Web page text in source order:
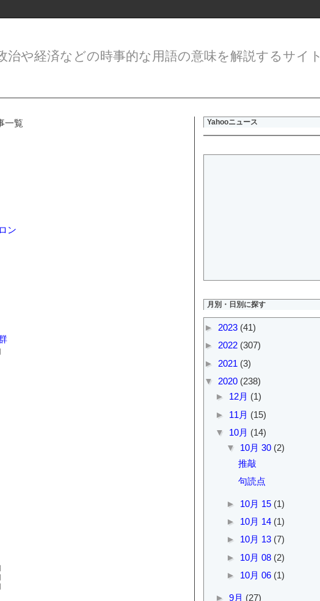
や経済などの時事的な用語の意味を解説するサイト
一覧
ン
Yahooニュース
月別・日別に探す
► 2023 (41)
► 2022 (307)
► 2021 (3)
▼ 2020 (238)
► 12月 (1)
► 11月 (15)
▼ 10月 (14)
▼ 10月 30 (2)
推敲
句読点
► 10月 15 (1)
► 10月 14 (1)
► 10月 13 (7)
► 10月 08 (2)
► 10月 06 (1)
► 9月 (27)